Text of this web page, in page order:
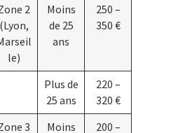
2
(Lyon,
le)
Moins
de 25
ans
250 –
350 €
Plus de
25 ans
220 –
320 €
3
Moins 200 –